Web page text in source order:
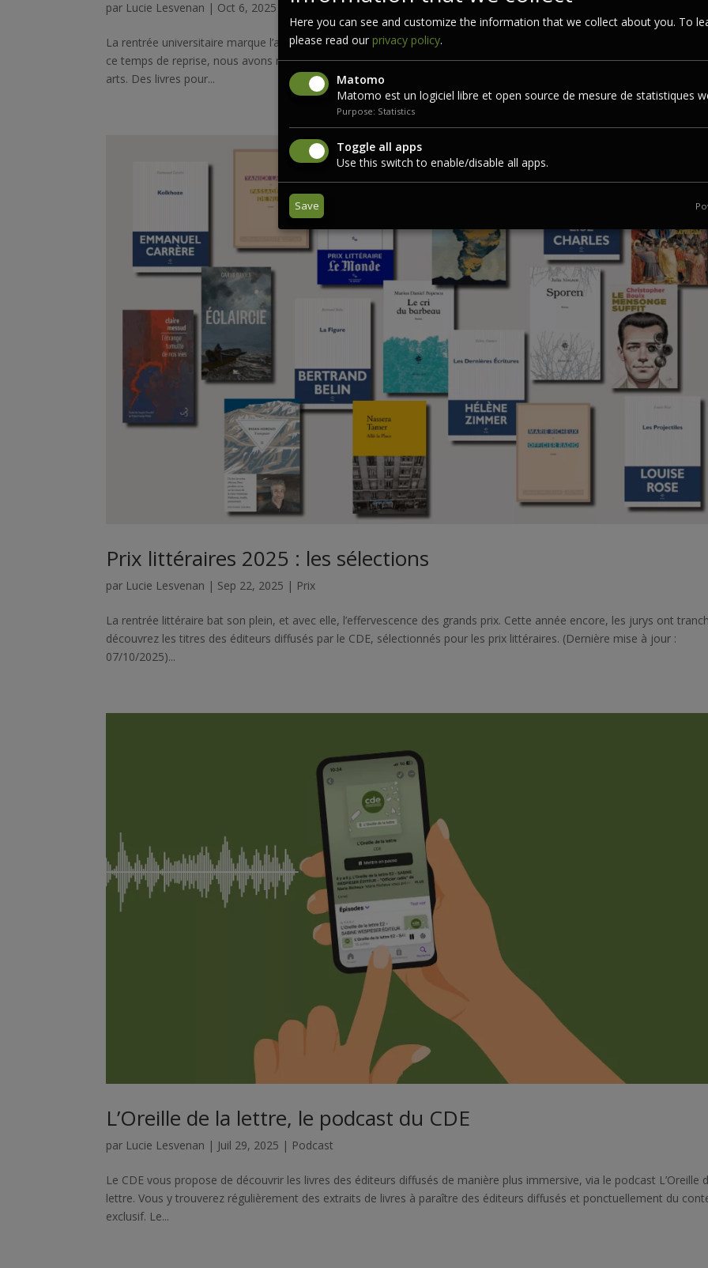
par Lucie Lesvenan | Oct 6, 2025 Thématiques
La rentrée universitaire marque l’arrivée de nouveaux cours et de nouvelles lectures pour les étudiants. Pour
ce temps de reprise, nous avons réuni une sélection d’ouvrages de référence en : histoire, sciences-humaines et
arts. Des livres pour...
Prix littéraires 2025 : les sélections
par Lucie Lesvenan | Sep 22, 2025 | Prix
La rentrée littéraire bat son plein, et avec elle, l’effervescence des grands prix. Cette année encore, les jurys ont
découvrez les titres des éditeurs diffusés par le CDE, sélectionnés pour les prix littéraires. (Dernière mise à jour :
07/10/2025)...
L’Oreille de la lettre, le podcast du CDE
par Lucie Lesvenan | Juil 29, 2025 | Podcast
Le CDE vous propose de découvrir les livres des éditeurs diffusés de manière plus immersive, via le podcast L’Oreille
lettre. Vous y trouverez régulièrement des extraits de livres à paraître des éditeurs diffusés et ponctuellement du
exclusif. Le...
Here you can see and customize the information that we collect about you. To
please read our privacy policy.
Matomo
Matomo est un logiciel libre et open source de mesure de statistiques
Purpose: Statistics
Toggle all apps
Use this switch to enable/disable all apps.
Save